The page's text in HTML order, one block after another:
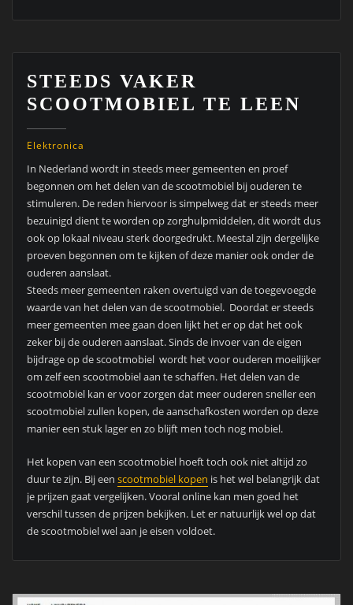
STEEDS VAKER
SCOOTMOBIEL TE LEEN
Elektronica
In Nederland wordt in steeds meer gemeenten en proef
begonnen om het delen van de scootmobiel bij ouderen te
stimuleren. De reden hiervoor is simpelweg dat er steeds meer
bezuinigd dient te worden op zorghulpmiddelen, dit wordt dus
ook op lokaal niveau sterk doorgedrukt. Meestal zijn dergelijke
proeven begonnen om te kijken of deze manier ook onder de
ouderen aanslaat.
Steeds meer gemeenten raken overtuigd van de toegevoegde
waarde van het delen van de scootmobiel. Doordat er steeds
meer gemeenten mee gaan doen lijkt het er op dat het ook
zeker bij de ouderen aanslaat. Sinds de invoer van de eigen
bijdrage op de scootmobiel wordt het voor ouderen moeilijker
om zelf een scootmobiel aan te schaffen. Het delen van de
scootmobiel kan er voor zorgen dat meer ouderen sneller een
scootmobiel zullen kopen, de aanschafkosten worden op deze
manier een stuk lager en zo blijft men toch nog mobiel.
Het kopen van een scootmobiel hoeft toch ook niet altijd zo
duur te zijn. Bij een scootmobiel kopen is het wel belangrijk dat
je prijzen gaat vergelijken. Vooral online kan men goed het
verschil tussen de prijzen bekijken. Let er natuurlijk wel op dat
de scootmobiel wel aan je eisen voldoet.